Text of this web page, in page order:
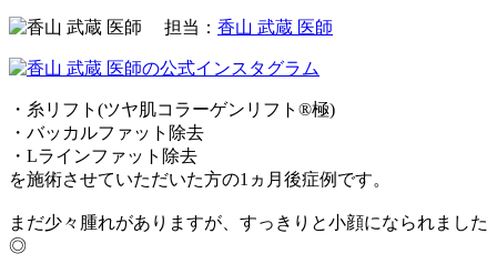
担当： 香山 武蔵 医師
・糸リフト(ツヤ肌コラーゲンリフト®極)
・バッカルファット除去
・Lラインファット除去
を施術させていただいた方の1ヵ月後症例です。
まだ少々腫れがありますが、すっきりと小顔になられました
◎